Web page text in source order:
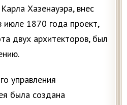
Хазенауэра, внес
июле 1870 года проект,
двух архитекторов, был
управления
была создана